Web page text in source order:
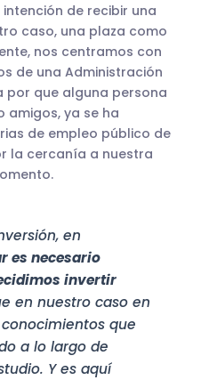
de recibir una
caso, una plaza como
nos centramos con
de una Administración
por que alguna persona
amigos, ya se ha
de empleo público de
la cercanía a nuestra
en
es necesario
invertir
en nuestro caso en
que
a lo largo de
Y es aquí